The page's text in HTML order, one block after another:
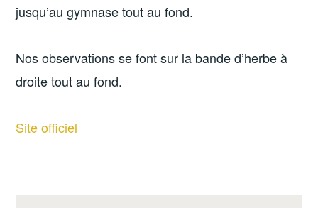
jusqu’au gymnase tout au fond.
Nos observations se font sur la bande d’herbe à
droite tout au fond.
Site officiel